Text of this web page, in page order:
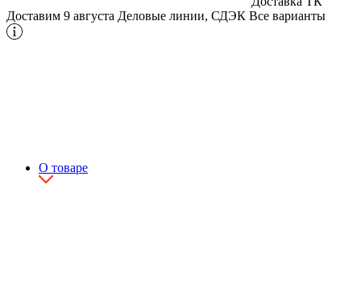
Доставим 9 августа Деловые линии, СДЭК Все варианты
О товаре